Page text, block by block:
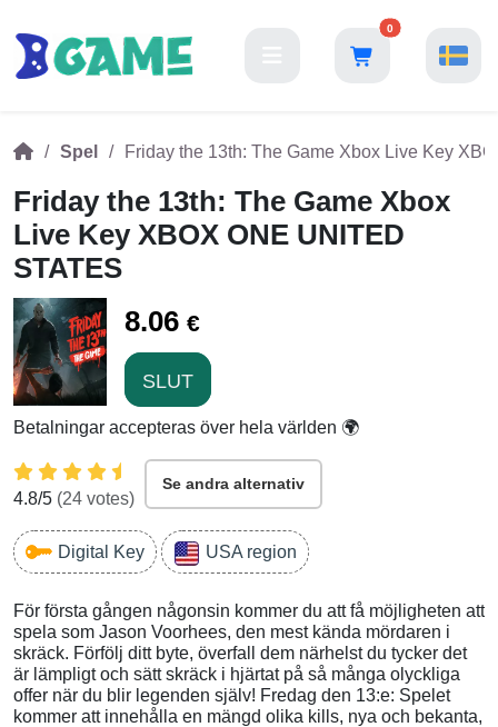
0
Spel Friday the 13th: The Game Xbox Live Key
Friday the 13th: The Game Xbox
Live Key XBOX ONE UNITED
STATES
8.06 €
SLUT
Betalningar accepteras över hela världen 🌍
4.8/5 (24 votes)
Se andra alternativ
Digital Key USA region
För första gången någonsin kommer du att få möjligheten att
spela som Jason Voorhees, den mest kända mördaren i
skräck. Förfölj ditt byte, överfall dem närhelst du tycker det
är lämpligt och sätt skräck i hjärtat på så många olyckliga
offer när du blir legenden själv! Fredag den 13:e: Spelet
kommer att innehålla en mängd olika kills, nya och bekanta,